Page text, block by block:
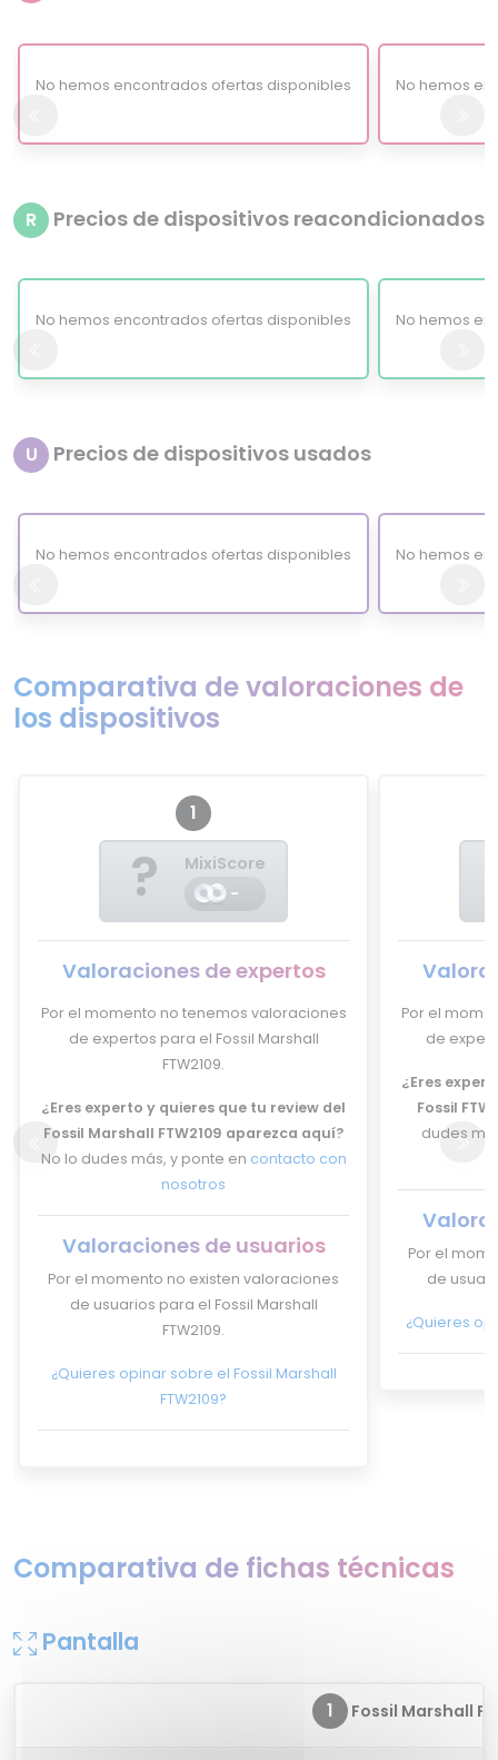
No hemos encontrados ofertas disponibles No hemos
R Precios de dispositivos reacondicionados
No hemos encontrados ofertas disponibles No hemos
U Precios de dispositivos usados
No hemos encontrados ofertas disponibles No hemos
Comparativa de valoraciones de
los dispositivos
1
?
MixiScore
-
Valoraciones de expertos
Por el momento no tenemos valoraciones
de expertos para el Fossil Marshall
FTW2109.
¿Eres experto y quieres que tu review del
Fossil Marshall FTW2109 aparezca aquí?
No lo dudes más, y ponte en contacto con
nosotros
Valoraciones de usuarios
Por el momento no existen valoraciones
de usuarios para el Fossil Marshall
FTW2109.
¿Quieres opinar sobre el Fossil Marshall
FTW2109?
Por el
de
¿Eres
Fossil
dudes
Por el
de
¿Quieres
Comparativa de fichas técnicas
Pantalla
1 Fossil Marshall